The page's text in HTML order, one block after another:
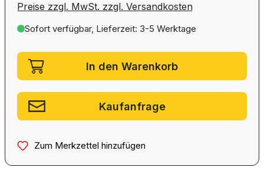
Preise zzgl. MwSt. zzgl. Versandkosten
Sofort verfügbar, Lieferzeit: 3-5 Werktage
Artikel Anzahl: Gib den gewünschten
In den Warenkorb
Kaufanfrage
Zum Merkzettel hinzufügen